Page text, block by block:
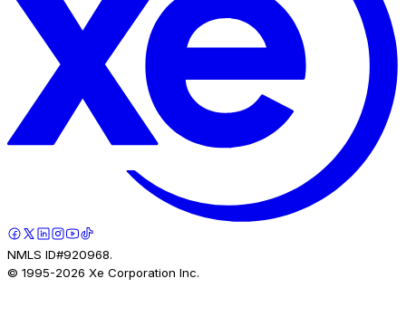
NMLS ID#920968.
© 1995-2026 Xe Corporation Inc.